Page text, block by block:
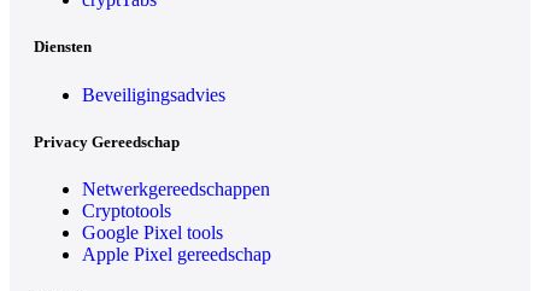
Diensten
Beveiligingsadvies
Privacy Gereedschap
Netwerkgereedschappen
Cryptotools
Google Pixel tools
Apple Pixel gereedschap